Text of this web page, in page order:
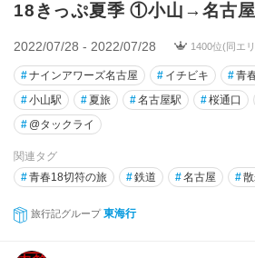
18きっぷ夏季 ①小山→名古屋
2022/07/28 - 2022/07/28 1400位(同エ
#ナインアワーズ名古屋 # イチビキ #青
#小山駅 #夏旅 #名古屋駅 #桜通口
# @タックライ
関連タグ
#青春18切符の旅 #鉄道 #名古屋 #
旅行記グループ 東海行